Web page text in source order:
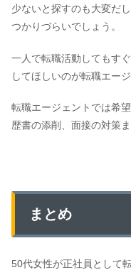
少ないと探すのも大変だ
つかりづらいでしょう。
一人で転職活動してもす
してほしいのが転職エージ
転職エージェントでは希
歴書の添削、面接の対策
まとめ
50代女性が正社員として